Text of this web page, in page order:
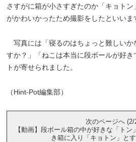
さすがに箱が小さすぎたのか「キョト
がかわいかったため撮影をしたといいま
写真には「寝るのはちょっと難しいか
すか？」「ねこは本当に段ボールが好
トが寄せられました。
（Hint-Pot編集部）
次のページへ (2/
【動画】段ボール箱の中が好きな「ト
き箱に入り「キョトン」と